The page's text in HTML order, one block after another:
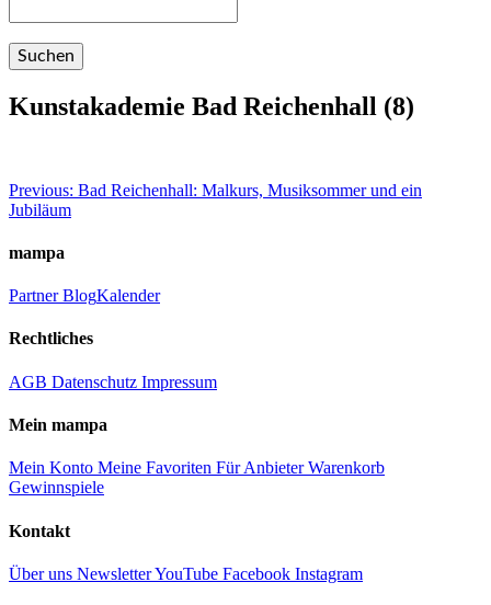
Kunstakademie Bad Reichenhall (8)
Beitragsnavigation
Previous: Bad Reichenhall: Malkurs, Musiksommer und ein
Jubiläum
mampa
PartnerBlogKalender
Rechtliches
AGB Datenschutz Impressum
Mein mampa
Mein Konto Meine Favoriten Für AnbieterWarenkorb
Gewinnspiele
Kontakt
Über uns NewsletterYouTube Facebook Instagram